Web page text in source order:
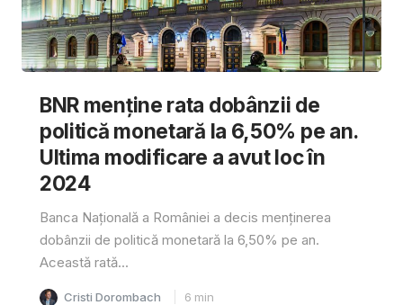
BNR menține rata dobânzii de
politică monetară la 6,50% pe an.
Ultima modificare a avut loc în
2024
Banca Națională a României a decis menținerea
dobânzii de politică monetară la 6,50% pe an.
Această rată...
Cristi Dorombach 6 min